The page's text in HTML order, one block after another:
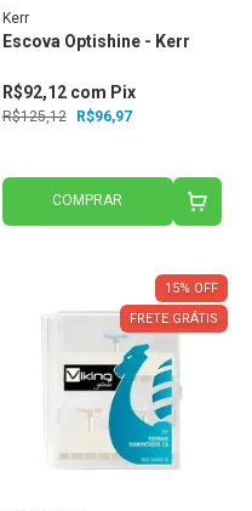
Kerr
Escova Optishine - Kerr
R$125,12 R$96,97
R$92,12 com Pix
COMPRAR
15% OFF
FRETE GRÁTIS